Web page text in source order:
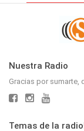
PROGRAMACIÓN
DEJAR MENSAJE
Nuestra Radio
Gracias por sumarte,
Temas de la